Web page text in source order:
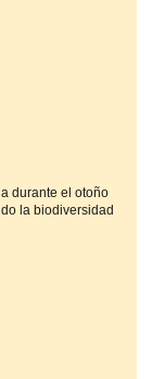
durante el otoño
la biodiversidad